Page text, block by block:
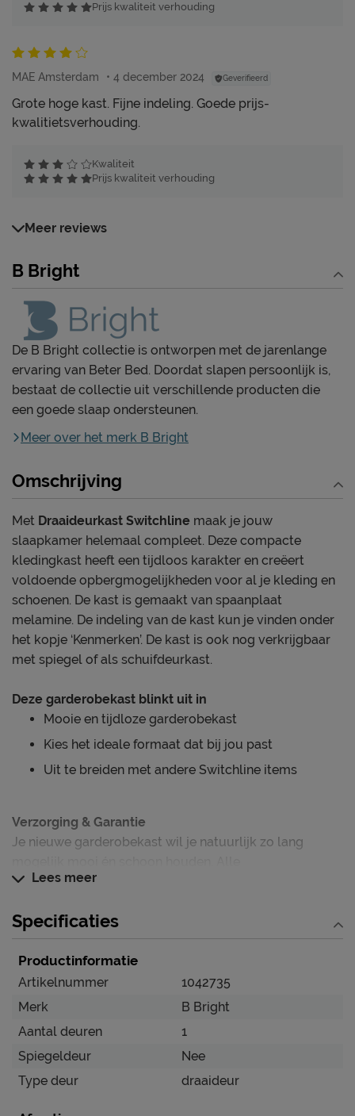
Prijs kwaliteit verhouding
MAE Amsterdam 4 december 2024 Geverifieerd
Grote hoge kast. Fijne indeling. Goede prijs-
kwalitietsverhouding.
Kwaliteit
Prijs kwaliteit verhouding
Meer reviews
B Bright
De B Bright collectie is ontworpen met de jarenlange
ervaring van Beter Bed. Doordat slapen persoonlijk is,
bestaat de collectie uit verschillende producten die
een goede slaap ondersteunen.
Meer over het merk B Bright
Omschrijving
Met Draaideurkast Switchline maak je jouw
slaapkamer helemaal compleet. Deze compacte
kledingkast heeft een tijdloos karakter en creëert
voldoende opbergmogelijkheden voor al je kleding en
schoenen. De kast is gemaakt van spaanplaat
melamine. De indeling van de kast kun je vinden onder
het kopje ‘Kenmerken’. De kast is ook nog verkrijgbaar
met spiegel of als schuifdeurkast.
Deze garderobekast blinkt uit in
Mooie en tijdloze garderobekast
Kies het ideale formaat dat bij jou past
Uit te breiden met andere Switchline items
Verzorging & Garantie
Je nieuwe garderobekast wil je natuurlijk zo lang
schoonmaakinstructies, evenals de garantie op de
om te weten’.
Lees meer
Specificaties
Productinformatie
Artikelnummer
1042735
Merk
B Bright
Aantal deuren
1
Spiegeldeur
Nee
Type deur
draaideur